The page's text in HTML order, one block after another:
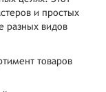
и простых
разных видов
товаров